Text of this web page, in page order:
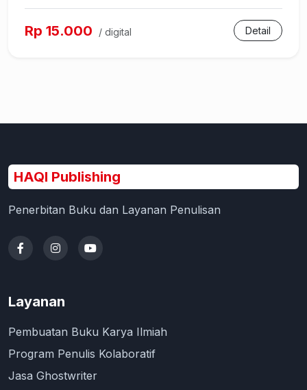
Rp 15.000 / digital Detail
HAQI Publishing
Penerbitan Buku dan Layanan Penulisan
Layanan
Pembuatan Buku Karya Ilmiah
Program Penulis Kolaboratif
Jasa Ghostwriter